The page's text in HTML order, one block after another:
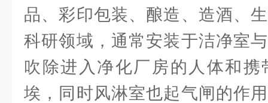
品、彩印包装、酿造、造酒、
科研领域，通常安装于洁净室
吹除进入净化厂房的人体和
埃，同时风淋室也起气闸的作